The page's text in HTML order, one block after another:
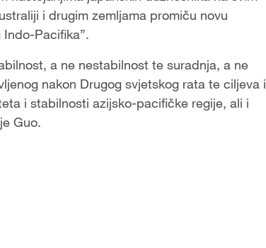
i drugim zemljama promiču novu
Pacifika”.
a ne nestabilnost te suradnja, a ne
nakon Drugog svjetskog rata te ciljeva i
i stabilnosti azijsko-pacifičke regije, ali i
Guo.